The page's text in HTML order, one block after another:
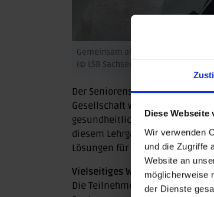
Diese Webseite
Wir verwenden
und die Zugriffe
Website an
möglicherweise
der Dienste
Gemeinsam aktiv:
(© LSB Sachsen-Anhalt)
Der Seniorensport gewinnt in
Gesellschaft wird es immer
gesundheitlichen Beschwerden
diesem Lehrgang wird gezielt
Lösungen für die Vereinsarbeit
Vielseitiges Workshopangebot
Die Teilnehmenden nutzten die